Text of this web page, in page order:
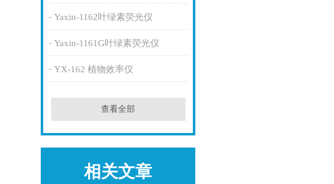
Yaxin-1162叶绿素荧光仪
Yaxin-1161G叶绿素荧光仪
YX-162 植物效率仪
查看全部
相关文章